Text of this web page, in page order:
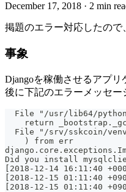
December 17, 2018 · 2 min
掲題のエラー対応したので
事象
Djangoを稼働させるアプ
後に下記のエラーメッセー
File "/usr/lib64/
return
File "/srv/sskcoin/
    ) from err
Did you install
[2018-12-14 16:11:40
[2018-12-15 01:11:40
[2018-12-15 01:11:40